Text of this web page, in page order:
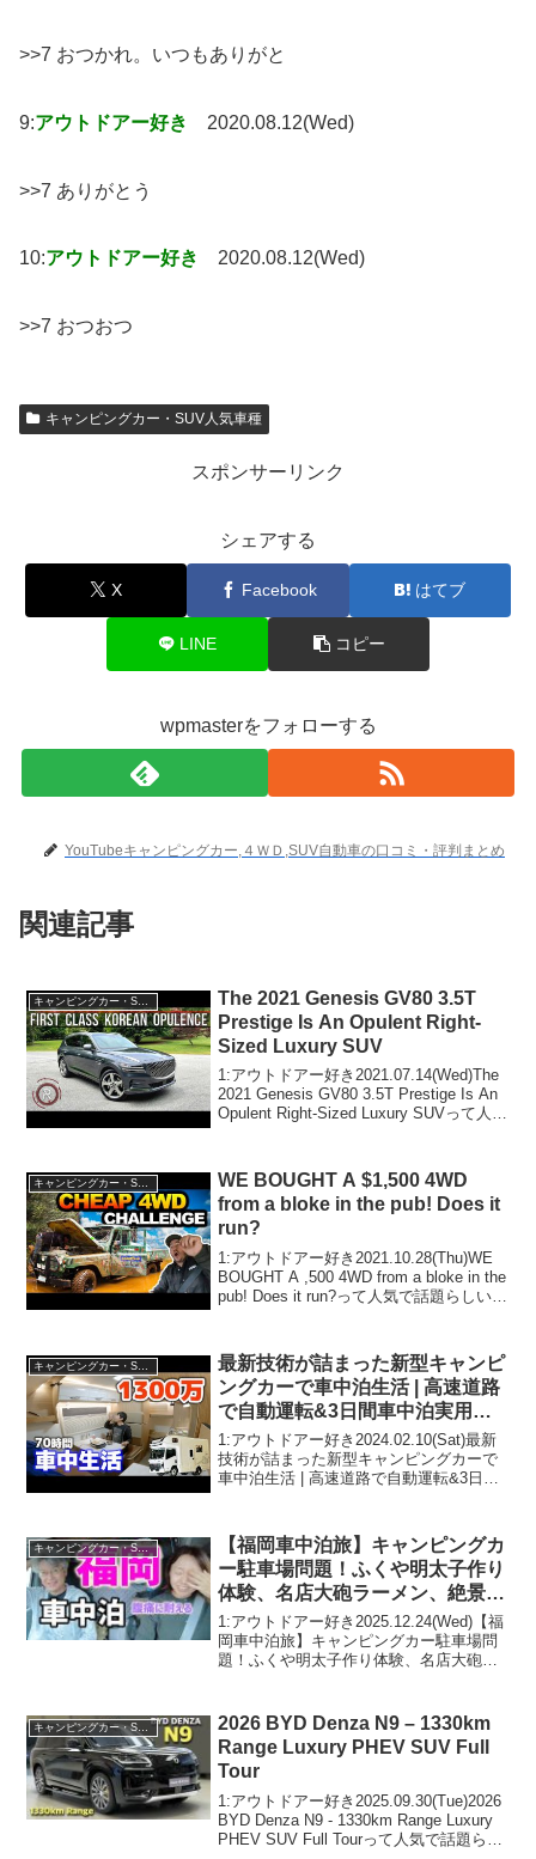
>>7 おつかれ。いつもありがと
9:アウトドアー好き 2020.08.12(Wed)
>>7 ありがとう
10:アウトドアー好き 2020.08.12(Wed)
>>7 おつおつ
キャンピングカー・SUV人気車種
スポンサーリンク
シェアする
X Facebook はてブ
LINE コピー
wpmasterをフォローする
YouTubeキャンピングカー,４ＷＤ,SUV自動車の口コミ・評判まとめ
関連記事
The 2021 Genesis GV80 3.5T
Prestige Is An Opulent Right-
Sized Luxury SUV
1:アウトドアー好き2021.07.14(Wed)The
2021 Genesis GV80 3.5T Prestige Is An
Opulent Right-Sized Luxury SUVって人気
キャンピングカー・SUV人気車種
WE BOUGHT A $1,500 4WD
from a bloke in the pub! Does it
run?
1:アウトドアー好き2021.10.28(Thu)WE
BOUGHT A ,500 4WD from a bloke in the
pub! Does it run?って人気で話題らしい
最新技術が詰まった新型キャンピ
ングカーで車中泊生活 | 高速道路
で自動運転&3日間車中泊実用性
を徹底検証 | キャンパー鹿児島タ
ビークス
1:アウトドアー好き2024.02.10(Sat)最新
技術が詰まった新型キャンピングカーで
車中泊生活 | 高速道路で自動運転&3日間
ぞ、見逃さないで！！2:アウトドア...
キャンピングカー・SUV人気車種
【福岡車中泊旅】キャンピングカ
ー駐車場問題！ふくや明太子作り
体験、名店大砲ラーメン、絶景柳
川川下り＆鰻、もつ鍋田しゅうは
諦めない旅
1:アウトドアー好き2025.12.24(Wed)【福
岡車中泊旅】キャンピングカー駐車場問
題！ふくや明太子作り体験、名店大砲ラ
いぞ、見逃さないで！！2:アウトドアー
好き...
2026 BYD Denza N9 – 1330km
Range Luxury PHEV SUV Full
Tour
1:アウトドアー好き2025.09.30(Tue)2026
BYD Denza N9 - 1330km Range Luxury
PHEV SUV Full Tourって人気で話題らし